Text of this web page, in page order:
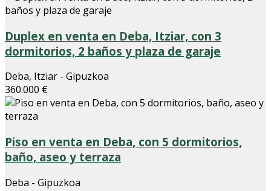
Duplex en venta en Deba, Itziar, con 3
dormitorios, 2 baños y plaza de garaje
Deba, Itziar - Gipuzkoa
360.000 €
Piso en venta en Deba, con 5 dormitorios,
baño, aseo y terraza
Deba - Gipuzkoa